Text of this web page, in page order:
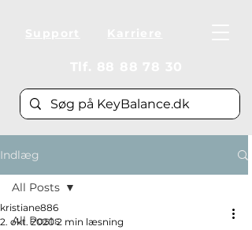
Indlæg
All Posts
All Posts
kristiane886
2. okt. 2020 2 min læsning